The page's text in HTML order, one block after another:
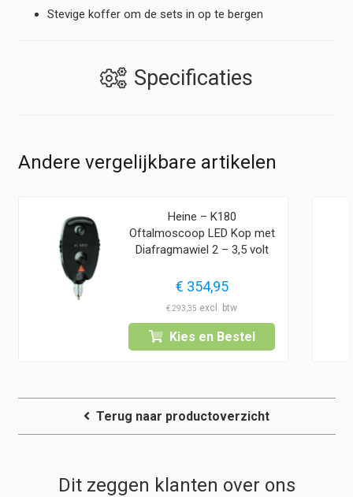
Stevige koffer om de sets in op te bergen
Specificaties
Andere vergelijkbare artikelen
Heine – K180
Oftalmoscoop LED Kop met
Diafragmawiel 2 – 3,5 volt
€ 354,95
€293,35
Kies en Bestel
Terug naar productoverzicht
Dit zeggen klanten over ons